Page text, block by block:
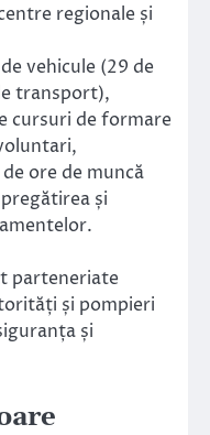
regionale și
vehicule (29 de
transport),
cursuri de formare
ore de muncă
și
parteneriate
și pompieri
și